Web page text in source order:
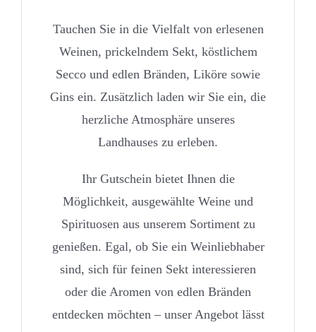
Tauchen Sie in die Vielfalt von erlesenen
Weinen, prickelndem Sekt, köstlichem
Secco und edlen Bränden, Liköre sowie
Gins ein. Zusätzlich laden wir Sie ein, die
herzliche Atmosphäre unseres
Landhauses zu erleben.
Ihr Gutschein bietet Ihnen die
Möglichkeit, ausgewählte Weine und
Spirituosen aus unserem Sortiment zu
genießen. Egal, ob Sie ein Weinliebhaber
sind, sich für feinen Sekt interessieren
oder die Aromen von edlen Bränden
entdecken möchten – unser Angebot lässt